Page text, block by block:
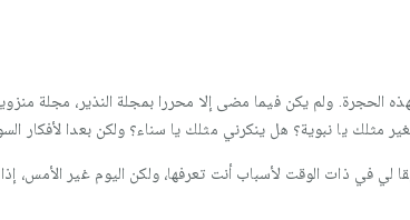
ولم يكن فيما مضى إلا محررا بمجلة النذير، مجلة
يا نبوية؟ هل ينكرني مثلك يا سناء؟ ولكن بعدا لأفكار
لي في ذات الوقت لأسباب أنت تعرفها، ولكن اليوم غير